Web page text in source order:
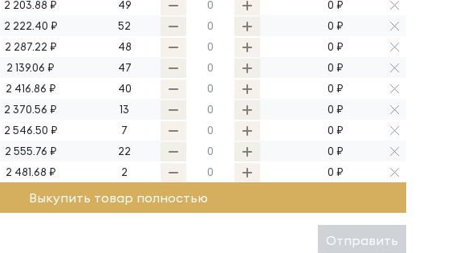
2 203.88 ₽ 49
0 ₽
2 222.40 ₽ 52
0 ₽
2 287.22 ₽ 48
0 ₽
2 139.06 ₽ 47
0 ₽
2 416.86 ₽ 40
0 ₽
2 370.56 ₽ 13
0 ₽
2 546.50 ₽ 7
0 ₽
2 555.76 ₽ 22
0 ₽
2 481.68 ₽ 2 0 ₽
Выкупить товар полностью
Отправить